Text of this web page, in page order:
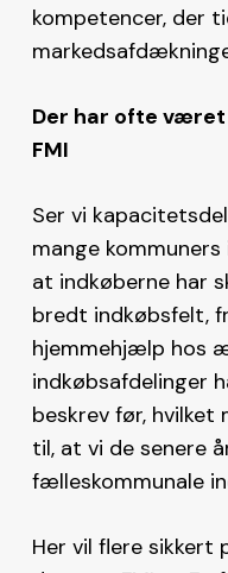
kompetencer, der
Der har ofte
FMI
Ser vi
mange
at indkøberne har
bredt indkøbsfelt,
hjemmehjælp hos
indkøbsafdelinger
beskrev før, hvilket
til, at vi de senere
fælleskommunale
Her vil flere sikkert